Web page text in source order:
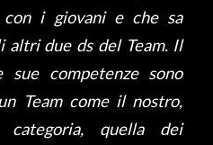
con i giovani e che sa
altri due ds del Team. Il
competenze sono
Team come il nostro,
quella dei